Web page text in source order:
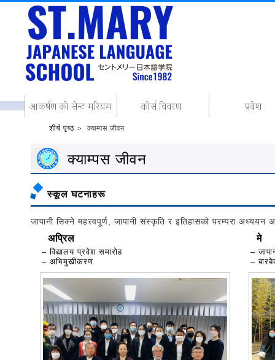
शीर्ष पृष्ठ क्याम्पस जीवन
क्याम्पस जीवन
स्कूल घटनाहरू
जापानी सिक्ने महत्त्वपूर्ण, जापानी संस्कृति र इतिहासको परम्परा अध्ययन
अप्रिल
– विद्यालय प्रवेश समारोह
– अभिमुखीकरण
मे
–
–